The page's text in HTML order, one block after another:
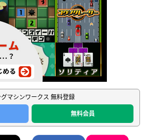
マシンワークス 無料登録
無料会員